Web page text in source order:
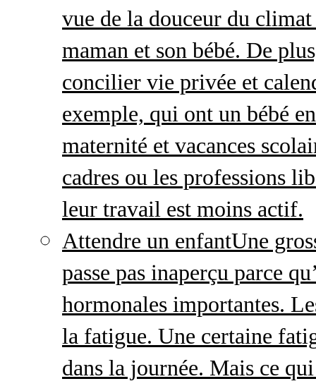
vue de la douceur du
maman et son bébé. De
concilier vie privée et
exemple, qui ont un bébé
maternité et vacances
cadres ou les professions
leur travail est moins actif.
Attendre un enfantUne
passe pas inaperçu parce
hormonales importantes.
la fatigue. Une certaine
dans la journée. Mais ce